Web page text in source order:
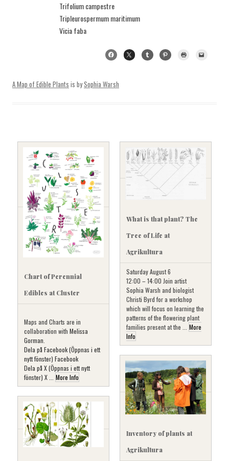
Trifolium campestre
Tripleurospermum maritimum
Vicia faba
A Map of Edible Plants is bySophia Warsh
Chart of Perennial
Edibles at Cluster
Maps and Charts are in
collaboration with Melissa
Gorman.
Dela på Facebook (Öppnas i ett
nytt fönster) Facebook
Dela på X (Öppnas i ett nytt
fönster) X ... More Info
What is that plant? The
Tree of Life at
Agrikultura
Saturday August 6
12:00 – 14:00 Join artist
Sophia Warsh and biologist
Christi Byrd for a workshop
which will focus on learning the
patterns of the flowering plant
families present at the ... More
Info
Inventory of plants at
Agrikultura